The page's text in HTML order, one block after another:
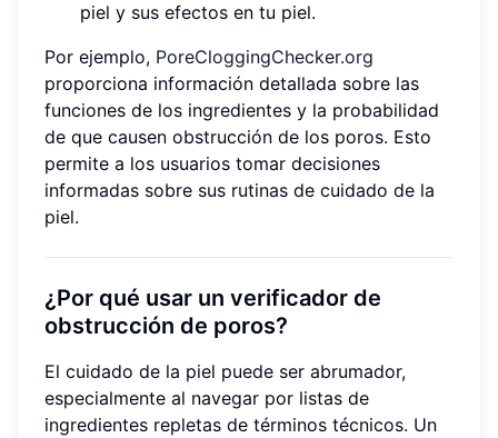
piel y sus efectos en tu piel.
Por ejemplo, PoreCloggingChecker.org
proporciona información detallada sobre las
funciones de los ingredientes y la probabilidad
de que causen obstrucción de los poros. Esto
permite a los usuarios tomar decisiones
informadas sobre sus rutinas de cuidado de la
piel.
¿Por qué usar un verificador de
obstrucción de poros?
El cuidado de la piel puede ser abrumador,
especialmente al navegar por listas de
ingredientes repletas de términos técnicos. Un